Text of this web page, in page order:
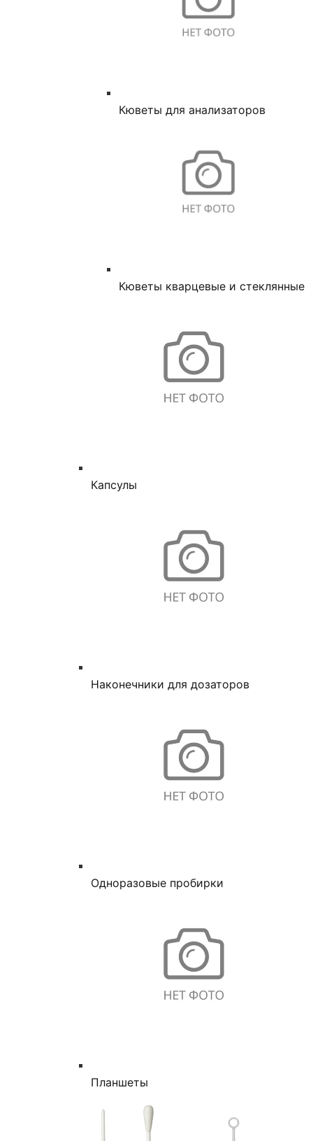
Кюветы для анализаторов
Кюветы кварцевые и стеклянные
Капсулы
Наконечники для дозаторов
Одноразовые пробирки
Планшеты